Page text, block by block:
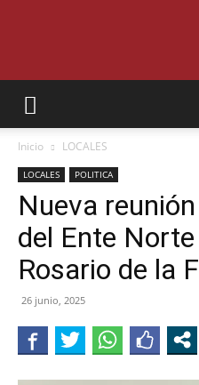
Inicio LOCALES
LOCALES POLITICA
Nueva
del Ente
Rosario de la
26 junio, 2025